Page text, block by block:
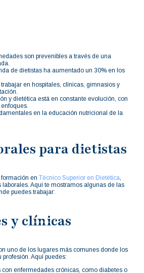
son prevenibles a través de una
de dietistas ha aumentado un 30% en los
en hospitales, clínicas, gimnasios y
y dietética está en constante evolución, con
en la educación nutricional de la
para dietistas
en Técnico Superior en Dietética,
Aquí te mostramos algunas de las
puedes trabajar:
y clínicas
uno de los lugares más comunes donde los
Aquí puedes:
con enfermedades crónicas, como diabetes o